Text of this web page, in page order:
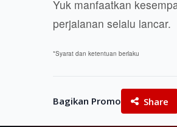
Yuk manfaatkan
perjalanan selalu lancar.
*Syarat dan ketentuan berlaku
Bagikan Promo Share